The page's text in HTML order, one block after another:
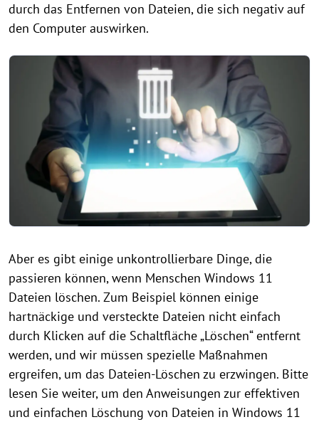
durch das Entfernen von Dateien, die sich negativ auf
den Computer auswirken.
Aber es gibt einige unkontrollierbare Dinge, die
passieren können, wenn Menschen Windows 11
Dateien löschen. Zum Beispiel können einige
hartnäckige und versteckte Dateien nicht einfach
durch Klicken auf die Schaltfläche „Löschen“ entfernt
werden, und wir müssen spezielle Maßnahmen
ergreifen, um das Dateien-Löschen zu erzwingen. Bitte
lesen Sie weiter, um den Anweisungen zur effektiven
und einfachen Löschung von Dateien in Windows 11